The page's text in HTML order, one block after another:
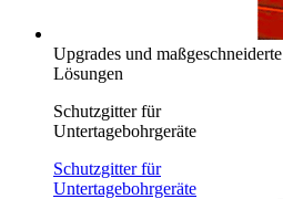
Upgrades und maßgeschneiderte
Lösungen
Schutzgitter für
Untertagebohrgeräte
Schutzgitter für
Untertagebohrgeräte